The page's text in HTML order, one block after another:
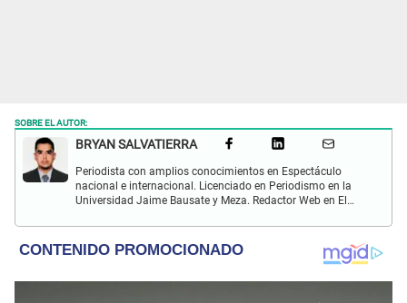
SOBRE EL AUTOR:
BRYAN SALVATIERRA
Periodista con amplios conocimientos en Espectáculo
nacional e internacional. Licenciado en Periodismo en la
Universidad Jaime Bausate y Meza. Redactor Web en El
películas, series, videojuegos y espectáculo.